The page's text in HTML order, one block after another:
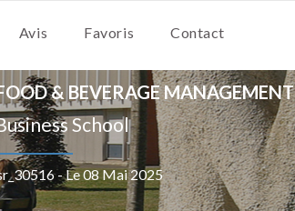
Avis Favoris Contact
& BEVERAGE MANAGEMENT
School
- Le 08 Mai 2025